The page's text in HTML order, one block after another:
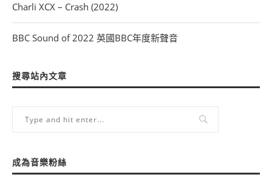
Charli XCX – Crash (2022)
BBC Sound of 2022 英國BBC年度新聲音
搜尋站內文章
成為音樂粉絲